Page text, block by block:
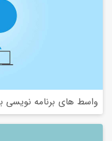
واسط های برنامه نویسی